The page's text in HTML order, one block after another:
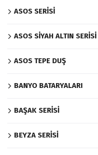
ASOS SERİSİ
ASOS SİYAH ALTIN SERİSİ
ASOS TEPE DUŞ
BANYO BATARYALARI
BAŞAK SERİSİ
BEYZA SERİSİ